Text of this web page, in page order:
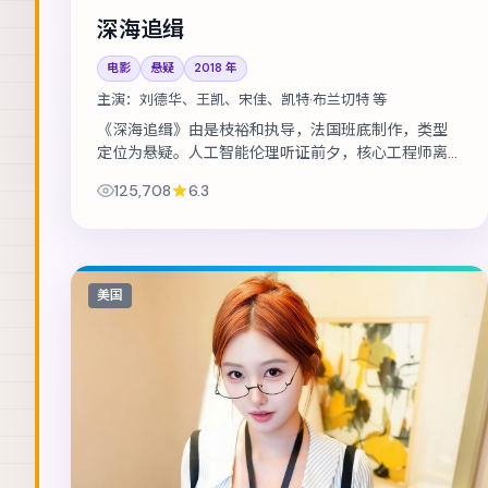
深海追缉
电影 悬疑 2018 年
主演： 刘德华、王凯、宋佳、凯特·布兰切特 等
《深海追缉》由是枝裕和执导，法国班底制作，类型
定位为悬疑。人工智能伦理听证前夕，核心工程师离
丰富。节奏层层推进，伏笔在第三幕集中...
125,708 6.3
美国